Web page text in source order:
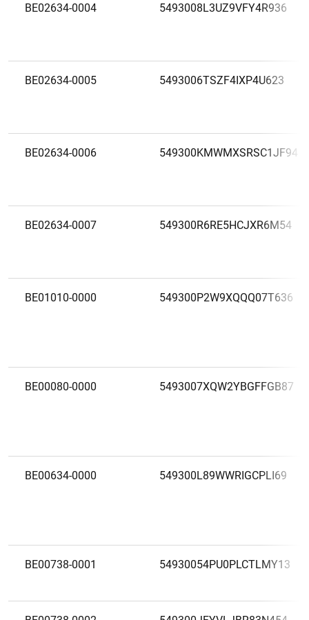
BE02634-0004 5493008L3UZ9VFY4R936
BE02634-0005 5493006TSZF4IXP4U623
BE02634-0006 549300KMWMXSRSC1JF94
BE02634-0007 549300R6RE5HCJXR6M54
BE01010-0000 549300P2W9XQQQ07T636
BE00080-0000 5493007XQW2YBGFFGB87
BE00634-0000 549300L89WWRIGCPLI69
BE00738-0001 54930054PU0PLCTLMY13